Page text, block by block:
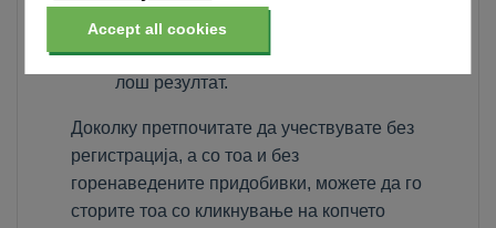
можете да преземете прашања за
знаење во друг момент во случај на
лош резултат.
Доколку претпочитате да учествувате без
регистрација, а со тоа и без
горенаведените придобивки, можете да го
сторите тоа со кликнување на копчето